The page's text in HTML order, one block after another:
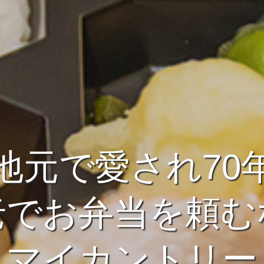
元で愛され70
お弁当を頼